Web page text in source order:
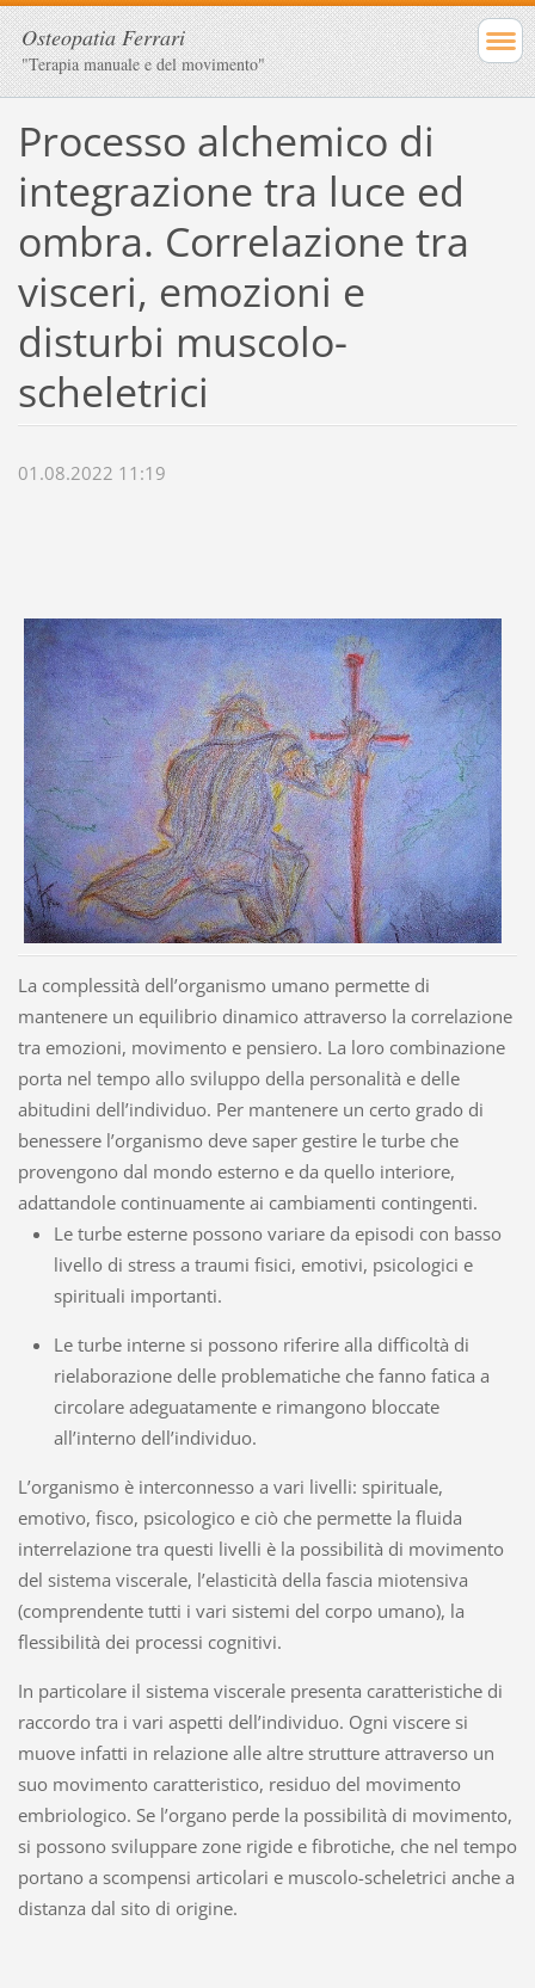
Osteopatia Ferrari
"Terapia manuale e del movimento"
Processo alchemico di
integrazione tra luce ed
ombra. Correlazione tra
visceri, emozioni e
disturbi muscolo-
scheletrici
01.08.2022 11:19
La complessità dell’organismo umano permette di
mantenere un equilibrio dinamico attraverso la correlazione
tra emozioni, movimento e pensiero. La loro combinazione
porta nel tempo allo sviluppo della personalità e delle
abitudini dell’individuo. Per mantenere un certo grado di
benessere l’organismo deve saper gestire le turbe che
provengono dal mondo esterno e da quello interiore,
adattandole continuamente ai cambiamenti contingenti.
Le turbe esterne possono variare da episodi con basso
livello di stress a traumi fisici, emotivi, psicologici e
spirituali importanti.
Le turbe interne si possono riferire alla difficoltà di
rielaborazione delle problematiche che fanno fatica a
circolare adeguatamente e rimangono bloccate
all’interno dell’individuo.
L’organismo è interconnesso a vari livelli: spirituale,
emotivo, fisco, psicologico e ciò che permette la fluida
interrelazione tra questi livelli è la possibilità di movimento
del sistema viscerale, l’elasticità della fascia miotensiva
(comprendente tutti i vari sistemi del corpo umano), la
flessibilità dei processi cognitivi.
In particolare il sistema viscerale presenta caratteristiche di
raccordo tra i vari aspetti dell’individuo. Ogni viscere si
muove infatti in relazione alle altre strutture attraverso un
suo movimento caratteristico, residuo del movimento
embriologico. Se l’organo perde la possibilità di movimento,
si possono sviluppare zone rigide e fibrotiche, che nel tempo
portano a scompensi articolari e muscolo-scheletrici anche a
distanza dal sito di origine.